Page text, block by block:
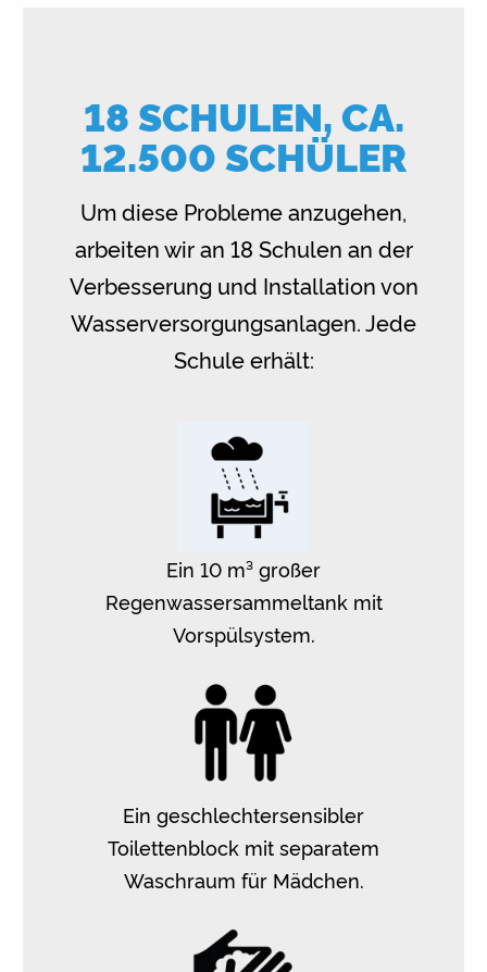
18 SCHULEN, CA.
12.500 SCHÜLER
Um diese Probleme anzugehen,
arbeiten wir an 18 Schulen an der
Verbesserung und Installation von
Wasserversorgungsanlagen. Jede
Schule erhält:
Ein 10 m³ großer
Regenwassersammeltank mit
Vorspülsystem.
Ein geschlechtersensibler
Toilettenblock mit separatem
Waschraum für Mädchen.